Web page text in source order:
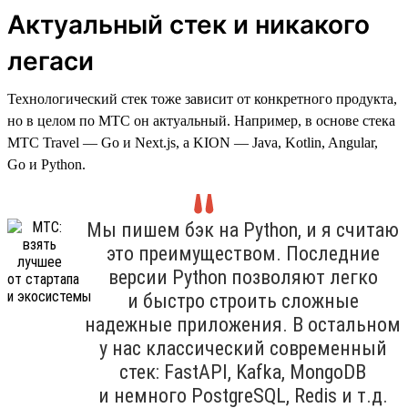
Актуальный стек и никакого
легаси
Технологический стек тоже зависит от конкретного продукта,
но в целом по МТС он актуальный. Например, в основе стека
МТС Travel — Go и Next.js, а KION — Java, Kotlin, Angular,
Go и Python.
Мы пишем бэк на Python, и я считаю
это преимуществом. Последние
версии Python позволяют легко
и быстро строить сложные
надежные приложения. В остальном
у нас классический современный
стек: FastAPI, Kafka, MongoDB
и немного PostgreSQL, Redis и т.д.